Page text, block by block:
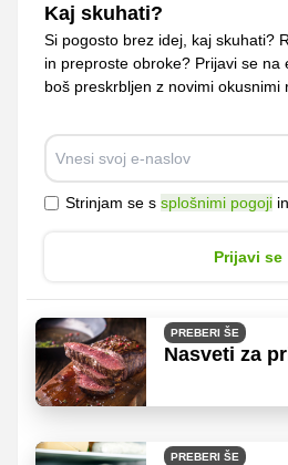
Kaj skuhati?
Si pogosto brez idej, kaj skuhati?
in preproste obroke? Prijavi se na
boš preskrbljen z novimi okusnimi
Strinjam se s splošnimi pogoji in
Prijavi se
PREBERI ŠE
Nasveti za
PREBERI ŠE